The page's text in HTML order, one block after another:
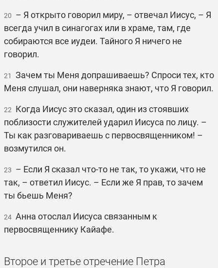
20 – Я открыто говорил миру, – отвечал Иисус, – Я
всегда учил в синагогах или в храме, там, где
собираются все иудеи. Тайного Я ничего не
говорил.
21
Зачем ты Меня допрашиваешь? Спроси тех, кто
Меня слушал, они наверняка знают, что Я говорил.
22 Когда Иисус это сказал, один из стоявших
поблизости служителей ударил Иисуса по лицу. –
Ты как разговариваешь с первосвященником! –
возмутился он.
23 – Если Я сказал что-то не так, то укажи, что не
так, – ответил Иисус. – Если же Я прав, то зачем
ты бьешь Меня?
24 Анна отослал Иисуса связанным к
первосвященнику Кайафе.
Второе и третье отречение Петра